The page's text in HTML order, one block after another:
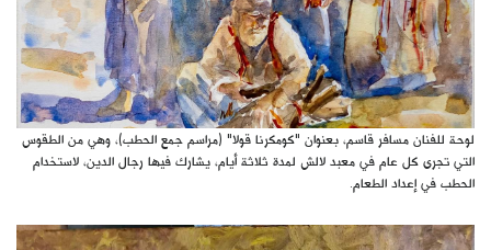
لوحة للفنان مسافر قاسم، بعنوان "كومكرنا قولا" (مراسم جمع الحطب)، وهي من الطقوس
التي تجرى كل عام في معبد لالش لمدة ثلاثة أيام، يشارك فيها رجال الدين، لاستخدام
الحطب في إعداد الطعام.